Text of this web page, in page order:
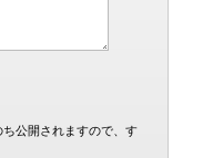
公開されますので、す